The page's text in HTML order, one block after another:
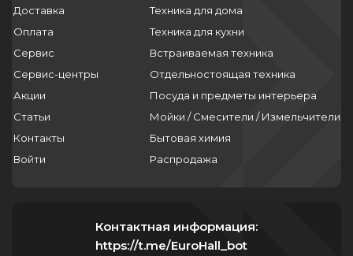
Доставка
Оплата
Сервис
Сервис-центры
Акции
Статьи
Контакты
Войти
Техника для дома
Техника для кухни
Встраиваемая техника
Отдельностоящая техника
Посуда и предметы интерьера
Мойки / Смесители / Измельчители
Бытовая химия
Распродажа
Контактная информация:
https://t.me/EuroHall_bot